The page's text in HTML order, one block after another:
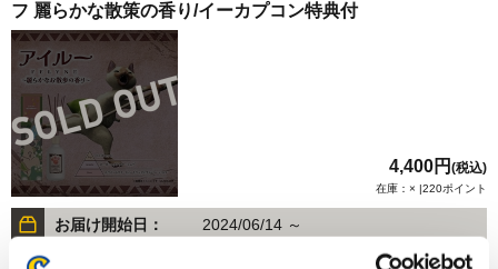
フ 麗らかな散策の香り/イーカプコン特典付
4,400円 (税込)
在庫：× |220ポイント
お届け開始日： 2024/06/14 ～